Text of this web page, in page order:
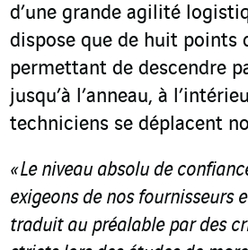
d’une grande agilité
dispose que de huit points
permettant de descendre
jusqu’à l’anneau, à
techniciens se déplacent
« Le niveau absolu de
exigeons de nos fournisseurs
traduit au préalable par des